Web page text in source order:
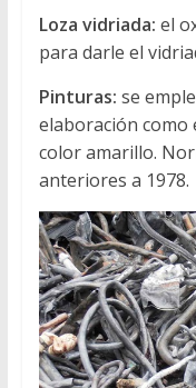
Loza vidriada: el
para darle el
Pinturas: se
elaboración como
color amarillo.
anteriores a 1978.